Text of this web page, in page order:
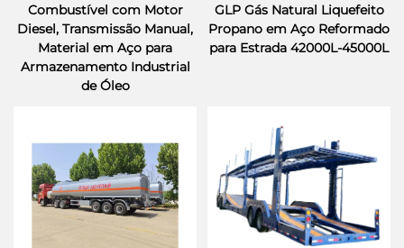
Combustível com Motor
Diesel, Transmissão Manual,
Material em Aço para
Armazenamento Industrial
de Óleo
GLP Gás Natural Liquefeito
Propano em Aço Reformado
para Estrada 42000L-45000L